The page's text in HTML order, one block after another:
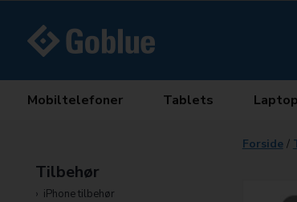
Mobiltelefoner Tablets Laptop
Tilbehør
iPhone tilbehør
Forside/